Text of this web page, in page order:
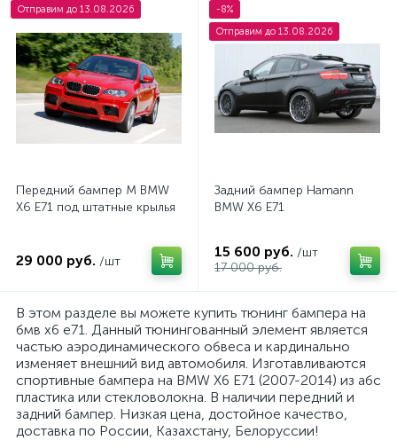
Отправим до 13.08.2026
Передний бампер M BMW
X6 E71 под штатные крылья
29 000 руб. /шт
-8%
Отправим до 13.08.2026
Задний бампер Hamann
BMW X6 E71
15 600 руб. /шт
17 000 руб.
В этом разделе вы можете купить тюнинг бампера на
бмв х6 е71. Данный тюнингованный элемент является
частью аэродинамического обвеса и кардинально
изменяет внешний вид автомобиля. Изготавливаются
спортивные бампера на BMW X6 E71 (2007-2014) из абс
пластика или стекловолокна. В наличии передний и
задний бампер. Низкая цена, достойное качество,
доставка по России, Казахстану, Белоруссии!